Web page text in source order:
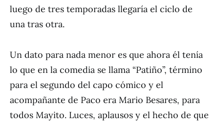
luego de tres temporadas llegaría el ciclo de
una tras otra.
Un dato para nada menor es que ahora él tenía
lo que en la comedia se llama “Patiño”, término
para el segundo del capo cómico y el
acompañante de Paco era Mario Besares, para
todos Mayito. Luces, aplausos y el hecho de que